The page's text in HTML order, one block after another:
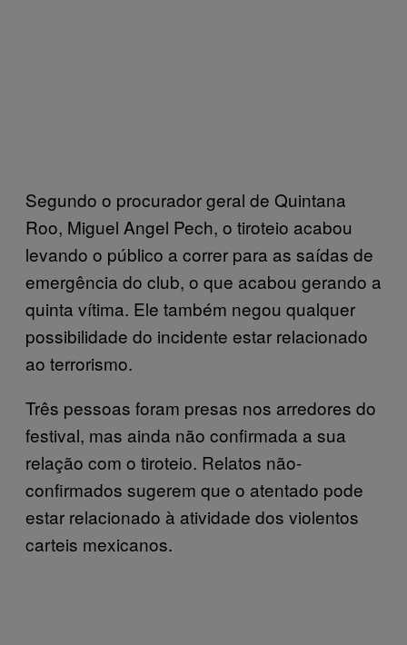
Segundo o procurador geral de Quintana
Roo, Miguel Angel Pech, o tiroteio acabou
levando o público a correr para as saídas de
emergência do club, o que acabou gerando a
quinta vítima. Ele também negou qualquer
possibilidade do incidente estar relacionado
ao terrorismo.
Três pessoas foram presas nos arredores do
festival, mas ainda não confirmada a sua
relação com o tiroteio. Relatos não-
confirmados sugerem que o atentado pode
estar relacionado à atividade dos violentos
carteis mexicanos.